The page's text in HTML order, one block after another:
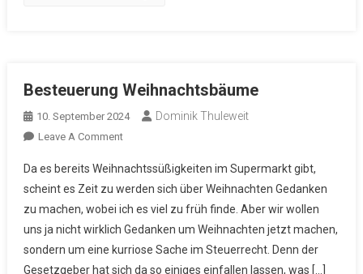
Besteuerung Weihnachtsbäume
10. September 2024 Dominik Thuleweit
Leave A CommentOn
Weihnachtsbäume
Da es bereits Weihnachtssüßigkeiten im Supermarkt gibt,
scheint es Zeit zu werden sich über Weihnachten Gedanken
zu machen, wobei ich es viel zu früh finde. Aber wir wollen
uns ja nicht wirklich Gedanken um Weihnachten jetzt machen,
sondern um eine kurriose Sache im Steuerrecht. Denn der
Gesetzgeber hat sich da so einiges einfallen lassen, was […]